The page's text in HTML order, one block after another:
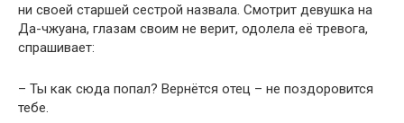
ни своей старшей сестрой назвала. Смотрит девушка на
Да-чжуана, глазам своим не верит, одолела её тревога,
спрашивает:
– Ты как сюда попал? Вернётся отец – не поздоровится
тебе.